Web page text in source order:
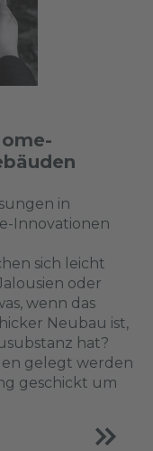
in
Innovationen
sich leicht
oder
wenn das
Neubau ist,
hat?
gelegt werden
geschickt um